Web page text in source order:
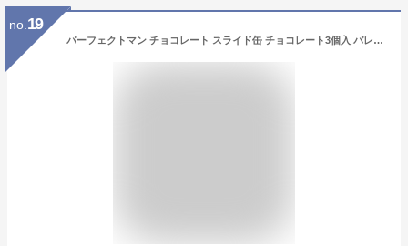
no. 19
パーフェクトマン チョコレート スライド缶 チョコレート3個入 バレンタイン 筋肉 マッチョ 缶入り ミルクチョコ ギフト おもしろチョコ [ Pompatieオリジナルカード付き ]